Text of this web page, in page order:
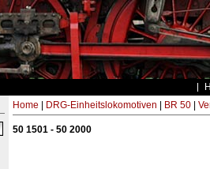
Home DRG-Einheitslokomotiven BR 50|
50 1501 - 50 2000